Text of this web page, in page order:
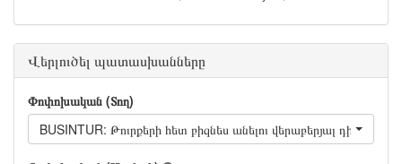
Վերլուծել պատասխանները
Փոփոխական (Տող)
BUSINTUR: Թուրքերի հետ բիզնես անելու վերաբերյալ